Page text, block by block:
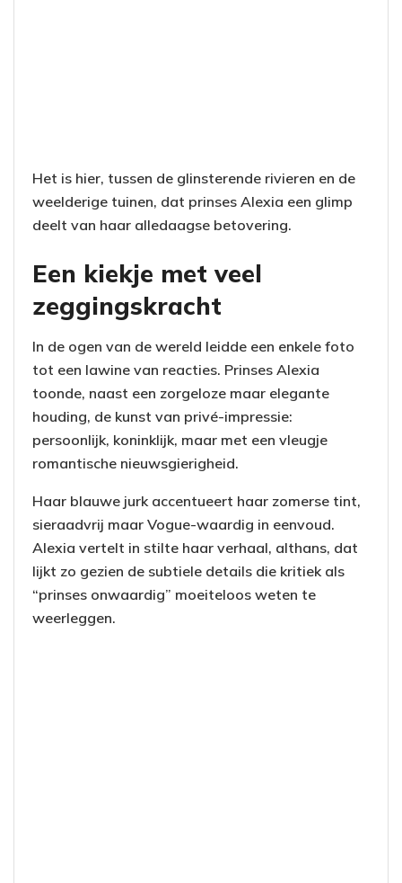
Het is hier, tussen de glinsterende rivieren en de
weelderige tuinen, dat prinses Alexia een glimp
deelt van haar alledaagse betovering.
Een kiekje met veel
zeggingskracht
In de ogen van de wereld leidde een enkele foto
tot een lawine van reacties. Prinses Alexia
toonde, naast een zorgeloze maar elegante
houding, de kunst van privé-impressie:
persoonlijk, koninklijk, maar met een vleugje
romantische nieuwsgierigheid.
Haar blauwe jurk accentueert haar zomerse tint,
sieraadvrij maar Vogue-waardig in eenvoud.
Alexia vertelt in stilte haar verhaal, althans, dat
lijkt zo gezien de subtiele details die kritiek als
“prinses onwaardig” moeiteloos weten te
weerleggen.